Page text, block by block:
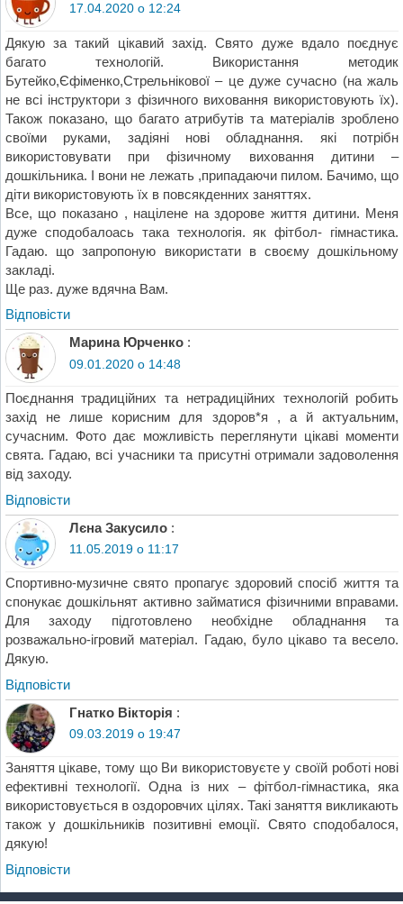
17.04.2020 о 12:24
Дякую за такий цікавий захід. Свято дуже вдало поєднує
багато технологій. Використання методик
Бутейко,Єфіменко,Стрельнікової – це дуже сучасно (на жаль
не всі інструктори з фізичного виховання використовують їх).
Також показано, що багато атрибутів та матеріалів зроблено
своїми руками, задіяні нові обладнання. які потрібн
використовувати при фізичному виховання дитини –
дошкільника. І вони не лежать ,припадаючи пилом. Бачимо, що
діти використовують їх в повсякденних заняттях.
Все, що показано , націлене на здорове життя дитини. Меня
дуже сподобалоась така технологія. як фітбол- гімнастика.
Гадаю. що запропоную використати в своєму дошкільному
закладі.
Ще раз. дуже вдячна Вам.
Відповіcти
Марина Юрченко :
09.01.2020 о 14:48
Поєднання традиційних та нетрадиційних технологій робить
захід не лише корисним для здоров*я , а й актуальним,
сучасним. Фото дає можливість переглянути цікаві моменти
свята. Гадаю, всі учасники та присутні отримали задоволення
від заходу.
Відповіcти
Лєна Закусило :
11.05.2019 о 11:17
Спортивно-музичне свято пропагує здоровий спосіб життя та
спонукає дошкільнят активно займатися фізичними вправами.
Для заходу підготовлено необхідне обладнання та
розважально-ігровий матеріал. Гадаю, було цікаво та весело.
Дякую.
Відповіcти
Гнатко Вікторія :
09.03.2019 о 19:47
Заняття цікаве, тому що Ви використовуєте у своїй роботі нові
ефективні технології. Одна із них – фітбол-гімнастика, яка
використовується в оздоровчих цілях. Такі заняття викликають
також у дошкільників позитивні емоції. Свято сподобалося,
дякую!
Відповіcти